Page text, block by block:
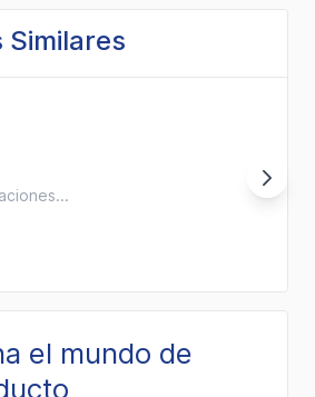
Similares